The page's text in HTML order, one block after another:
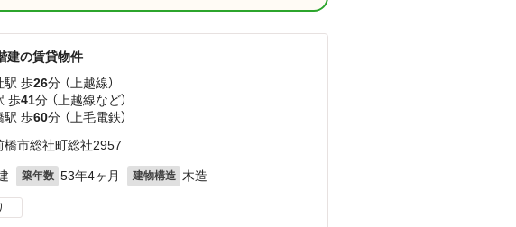
建の賃貸物件
駅 歩26分 （上越線）
歩41分 （上越線など）
駅 歩60分 （上毛電鉄）
橋市総社町総社2957
築年数 53年4ヶ月 建物構造 木造